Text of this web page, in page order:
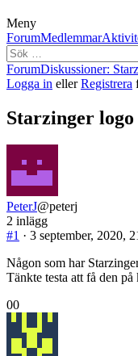
Meny
Forumnavigering
ForumMedlemmar
Synliga
sökvägar
forum
–
här:
ForumDiskussioner:
Logga in ellerRegistrera
Starzinger logo
PeterJ@peterj
2 inlägg
#1 · 3 september, 2020,
Någon som har
Tänkte testa att få den på
Klicka
för
tumme
ner.
0Klicka
för
tumme
upp.
0